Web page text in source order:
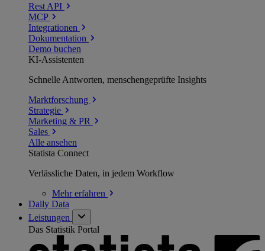
Rest API
MCP
Integrationen
Dokumentation
Demo buchen
KI-Assistenten
Schnelle Antworten, menschengeprüfte Insights
Marktforschung
Strategie
Marketing & PR
Sales
Alle ansehen
Statista Connect
Verlässliche Daten, in jedem Workflow
Mehrerfahren
Daily Data
Leistungen
Das Statistik Portal